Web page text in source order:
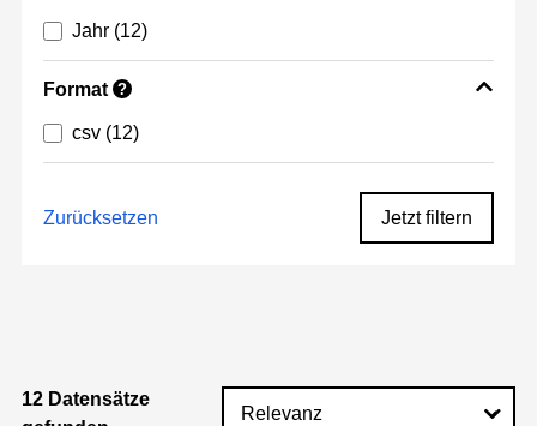
Jahr (12)
Format ?
csv (12)
Zurücksetzen Jetzt filtern
12 Datensätze